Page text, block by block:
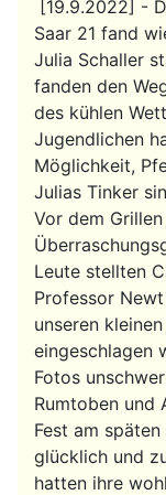
[19.9.2022] -
Saar 21 fand
Julia Schaller
fanden den
des kühlen
Jugendlichen
Möglichkeit,
Julias Tinker
Vor dem
Leute stellten
Professor
unseren
eingeschlagen
Fotos
Rumtoben und
Fest am
glücklich und
hatten ihre